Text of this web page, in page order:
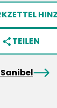
share TEILEN
arrowRight